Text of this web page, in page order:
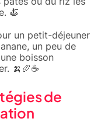
🍝
un petit-déjeuner
un peu de
boisson
🍌🥖☕
de